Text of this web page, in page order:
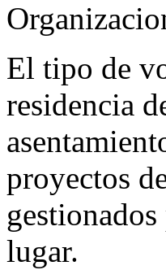
El tipo de
residencia
proyectos
lugar.